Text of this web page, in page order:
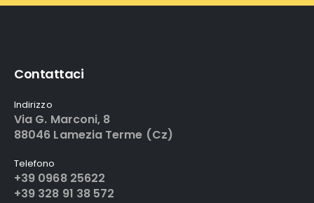
Contattaci
Indirizzo
Via G. Marconi, 8
88046 Lamezia Terme (Cz)
Telefono
+39 0968 25622
+39 328 91 38 572